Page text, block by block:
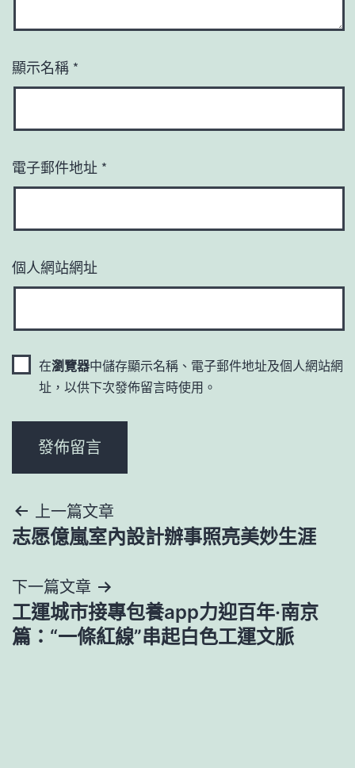
顯示名稱 *
電子郵件地址 *
個人網站網址
在瀏覽器中儲存顯示名稱、電子郵件地址及個人網站網
址，以供下次發佈留言時使用。
文
章
導
覽
上一篇文章
志愿億嵐室內設計辦事照亮美妙生涯
下一篇文章
工運城市接專包養app力迎百年·南京
篇：“一條紅線”串起白色工運文脈